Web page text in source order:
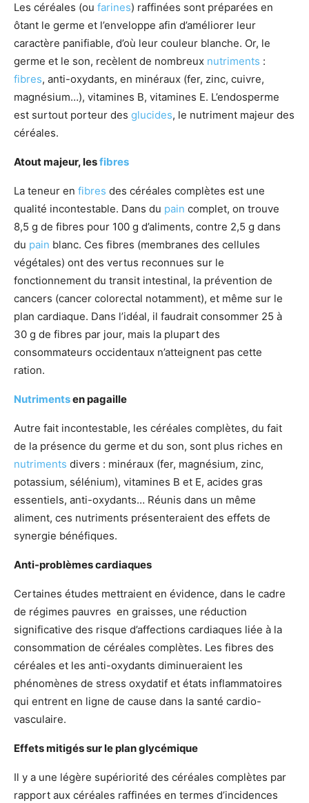
Les céréales (ou farines) raffinées sont préparées en
ôtant le germe et l’enveloppe afin d’améliorer leur
caractère panifiable, d’où leur couleur blanche. Or, le
germe et le son, recèlent de nombreux nutriments :
fibres, anti-oxydants, en minéraux (fer, zinc, cuivre,
magnésium…), vitamines B, vitamines E. L’endosperme
est surtout porteur des glucides, le nutriment majeur des
céréales.
Atout majeur, lesfibres
La teneur en fibres des céréales complètes est une
qualité incontestable. Dans du pain complet, on trouve
8,5 g de fibres pour 100 g d’aliments, contre 2,5 g dans
du pain blanc. Ces fibres (membranes des cellules
végétales) ont des vertus reconnues sur le
fonctionnement du transit intestinal, la prévention de
cancers (cancer colorectal notamment), et même sur le
plan cardiaque. Dans l’idéal, il faudrait consommer 25 à
30 g de fibres par jour, mais la plupart des
consommateurs occidentaux n’atteignent pas cette
ration.
Nutrimentsen pagaille
Autre fait incontestable, les céréales complètes, du fait
de la présence du germe et du son, sont plus riches en
nutriments divers : minéraux (fer, magnésium, zinc,
potassium, sélénium), vitamines B et E, acides gras
essentiels, anti-oxydants… Réunis dans un même
aliment, ces nutriments présenteraient des effets de
synergie bénéfiques.
Anti-problèmes cardiaques
Certaines études mettraient en évidence, dans le cadre
de régimes pauvres en graisses, une réduction
significative des risque d’affections cardiaques liée à la
consommation de céréales complètes. Les fibres des
céréales et les anti-oxydants diminueraient les
phénomènes de stress oxydatif et états inflammatoires
qui entrent en ligne de cause dans la santé cardio-
vasculaire.
Effets mitigés sur le plan glycémique
Il y a une légère supériorité des céréales complètes par
rapport aux céréales raffinées en termes d’incidences